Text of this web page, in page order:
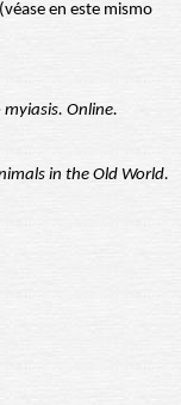
en este mismo
Online.
in the Old World.